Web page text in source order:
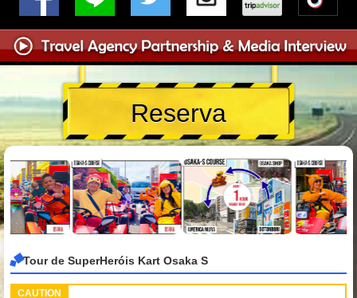
Reserva
Tour de SuperHeróis Kart Osaka S
CAUTION